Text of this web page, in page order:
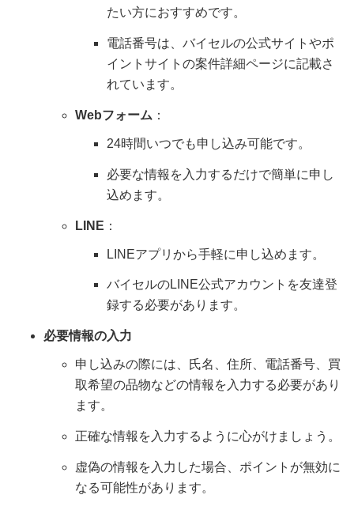
たい方におすすめです。
電話番号は、バイセルの公式サイトやポ
イントサイトの案件詳細ページに記載さ
れています。
Webフォーム ：
24時間いつでも申し込み可能です。
必要な情報を入力するだけで簡単に申し
込めます。
LINE ：
LINEアプリから手軽に申し込めます。
バイセルのLINE公式アカウントを友達登
録する必要があります。
必要情報の入力
申し込みの際には、氏名、住所、電話番号、買
取希望の品物などの情報を入力する必要があり
ます。
正確な情報を入力するように心がけましょう。
虚偽の情報を入力した場合、ポイントが無効に
なる可能性があります。